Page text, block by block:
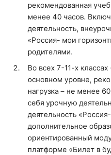
рекомендованная
менее 40 часов.
деятельность,
«Россия- мои
родителями.
Во всех 7-11-х
основном уровне,
нагрузка – не менее
себя урочную
деятельность
дополнительное
ориентированный
платформе «Билет в